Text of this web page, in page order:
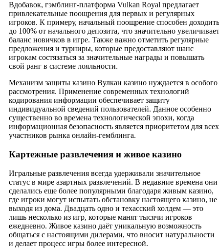
Вдобавок, гэмблинг-платформа Vulkan Royal предлагает
привлекательные поощрения для первых и регулярных
игроков. К примеру, начальный поощрение способен доходить
до 100% от начального депозита, что значительно увеличивает
баланс новичков в игре. Также важно отметить регулярные
предложения и турниры, которые предоставляют шанс
игрокам состязаться за значительные награды и повышать
свой ранг в системе лояльности.
Механизм защиты казино Вулкан казино нуждается в особого
рассмотрения. Применение современных технологий
кодирования информации обеспечивает защиту
индивидуальной сведений пользователей. Данное особенно
существенно во времена технологической эпохи, когда
информационная безопасность является приоритетом для всех
участников рынка онлайн-гемблинга.
Картежные развлечения и живое казино
Игральные развлечения всегда удерживали значительное
статус в мире азартных развлечений. В недавние времена они
сделались еще более популярными благодаря живым казино,
где игроки могут испытать обстановку настоящего казино, не
выходя из дома. Двадцать одно и техасский холдем — это
лишь несколько из игр, которые манят тысячи игроков
ежедневно. Живое казино даёт уникальную возможность
общаться с настоящими дилерами, что вносит натуральности
и делает процесс игры более интересной.